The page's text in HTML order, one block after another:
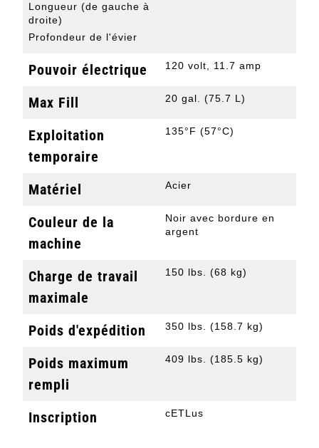
Longueur (de gauche à
droite)
Profondeur de l'évier
Pouvoir électrique 120 volt, 11.7 amp
Max Fill 20 gal. (75.7 L)
Exploitation
temporaire
135°F (57°C)
Matériel Acier
Couleur de la
machine
Noir avec bordure en
argent
Charge de travail
maximale
150 lbs. (68 kg)
Poids d'expédition 350 lbs. (158.7 kg)
Poids maximum
rempli
409 lbs. (185.5 kg)
Inscription cETLus